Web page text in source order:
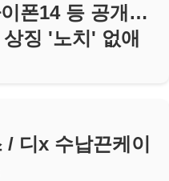
폰14 등 공개…
징 '노치' 없애
디x 수납끈케이